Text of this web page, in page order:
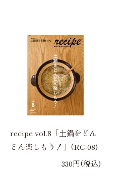
recipe vol.8「土鍋をどん
どん楽しもう！」(RC-08)
330円(税込)